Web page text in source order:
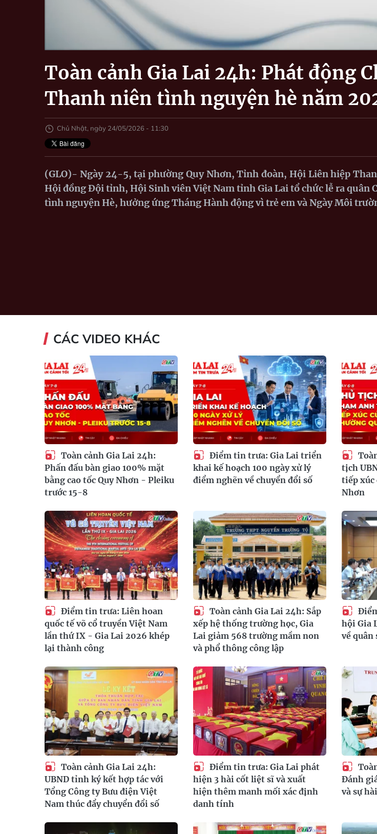
Toàn cảnh Gia Lai 24h: Phát động
Thanh niên tình nguyện hè năm
Chủ Nhật, ngày 24/05/2026 - 11:30
(GLO)- Ngày 24-5, tại phường Quy Nhơn, Tỉnh đoàn, Hội Liên hiệp
Hội đồng Đội tỉnh, Hội Sinh viên Việt Nam tỉnh Gia Lai tổ chức lễ ra quân
tình nguyện Hè, hưởng ứng Tháng Hành động vì trẻ em và Ngày Môi
CÁC VIDEO KHÁC
Toàn cảnh Gia Lai 24h:
Phấn đấu bàn giao 100% mặt
bằng cao tốc Quy Nhơn - Pleiku
trước 15-8
Điểm tin trưa: Gia Lai triển
khai kế hoạch 100 ngày xử lý
điểm nghẽn về chuyển đổi số
tịch
tiếp xúc
Nhơn
Điểm tin trưa: Liên hoan
quốc tế võ cổ truyền Việt Nam
lần thứ IX - Gia Lai 2026 khép
lại thành công
Toàn cảnh Gia Lai 24h: Sắp
xếp hệ thống trường học, Gia
Lai giảm 568 trường mầm non
và phổ thông công lập
hội Gia
về quân
Toàn cảnh Gia Lai 24h:
UBND tỉnh ký kết hợp tác với
Tổng Công ty Bưu điện Việt
Nam thúc đẩy chuyển đổi số
Điểm tin trưa: Gia Lai phát
hiện 3 hài cốt liệt sĩ và xuất
hiện thêm manh mối xác định
danh tính
Đánh
và sự